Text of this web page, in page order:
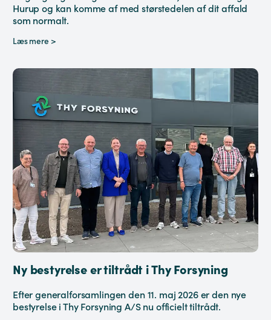
Hurup og kan komme af med størstedelen af dit affald
som normalt.
Læs mere >
Ny bestyrelse er tiltrådt i Thy Forsyning
Efter generalforsamlingen den 11. maj 2026 er den nye
bestyrelse i Thy Forsyning A/S nu officielt tiltrådt.